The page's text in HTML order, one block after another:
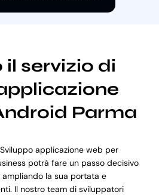
servizio di
Parma
applicazione web per
potrà fare un passo decisivo
ampliando la sua portata e
Il nostro team di sviluppatori